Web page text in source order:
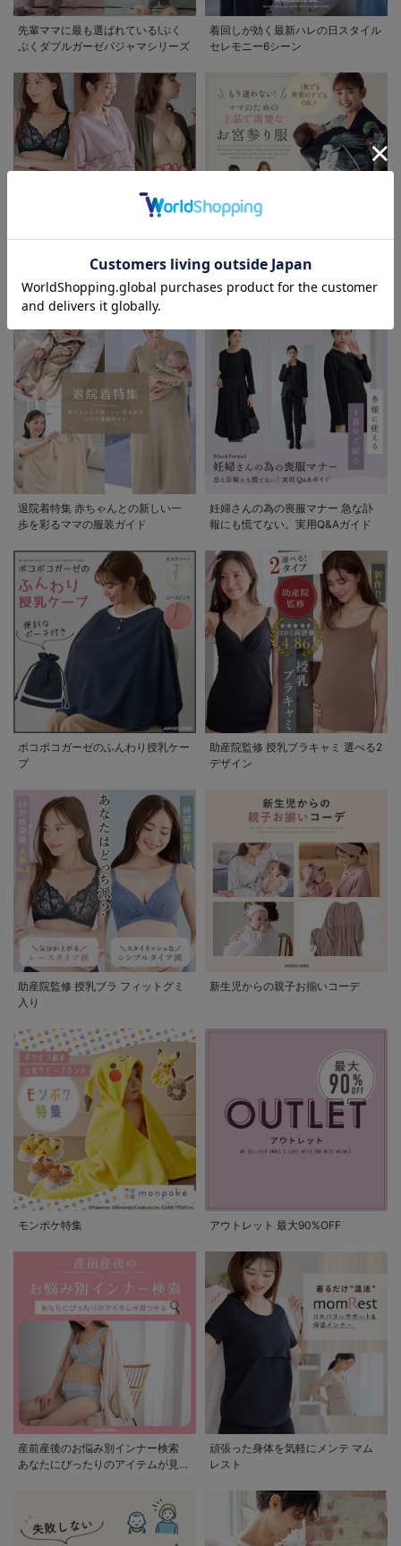
先輩ママに最も選ばれている!ぷく
ぷくダブルガーゼパジャマシリーズ
着回しが効く最新ハレの日スタイル
セレモニー6シーン
助産院監修シリーズ
もう迷わない!!ママのための上品で
清楚なお宮参り服
退院着特集 赤ちゃんとの新しい一
歩を彩るママの服装ガイド
妊婦さんの為の喪服マナー 急な訃
報にも慌てない。実用Q&Aガイド
ポコポコガーゼのふんわり授乳ケー
プ
助産院監修 授乳ブラキャミ 選べる2
デザイン
助産院監修 授乳ブラ フィットグミ
入り
新生児からの親子お揃いコーデ
モンポケ特集 アウトレット 最大90%OFF
産前産後のお悩み別インナー検索
あなたにぴったりのアイテムが見つ
頑張った身体を気軽にメンテ マム
レスト
お気に入り商品を確認する